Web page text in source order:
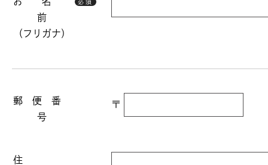
前
（フリガナ）
必須
郵 便 番
号
〒
住